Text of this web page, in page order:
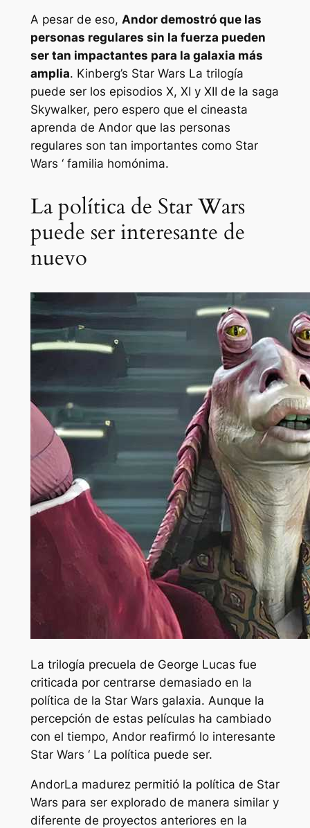
A pesar de eso, Andordemostró que las
personas regulares sin la fuerza pueden
ser tan impactantes para la galaxia más
amplia. Kinberg’s Star Wars La trilogía
puede ser los episodios X, XI y XII de la saga
Skywalker, pero espero que el cineasta
aprenda de Andorque las personas
regulares son tan importantes como Star
Wars ‘familia homónima.
La política de Star Wars
puede ser interesante de
nuevo
La trilogía precuela de George Lucas fue
criticada por centrarse demasiado en la
política de la Star Wars galaxia. Aunque la
percepción de estas películas ha cambiado
con el tiempo, Andorreafirmó lo interesante
Star Wars ‘La política puede ser.
AndorLa madurez permitió la política de Star
Wars para ser explorado de manera similar y
diferente de proyectos anteriores en la